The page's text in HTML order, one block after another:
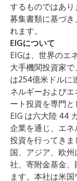
するものではあ
募集書類に基づ
れます。
EIGについて
EIGは、世界のエ
大手機関投資家で
は254億米ドルに
ネルギーおよび
ート投資を専門と
EIG は六大陸 44
企業を通じ、エ
投資を行ってき
国、アジア、欧
社、寄附金基金
ます。本社は米